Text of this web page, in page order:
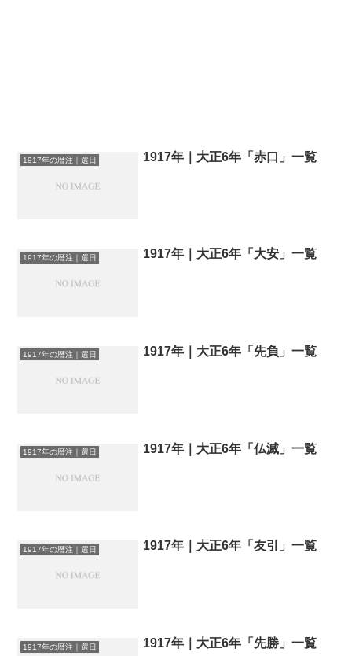
1917年の暦注｜選日 1917年｜大正6年「赤口」一覧
1917年の暦注｜選日 1917年｜大正6年「大安」一覧
1917年の暦注｜選日 1917年｜大正6年「先負」一覧
1917年の暦注｜選日 1917年｜大正6年「仏滅」一覧
1917年の暦注｜選日 1917年｜大正6年「友引」一覧
1917年の暦注｜選日 1917年｜大正6年「先勝」一覧